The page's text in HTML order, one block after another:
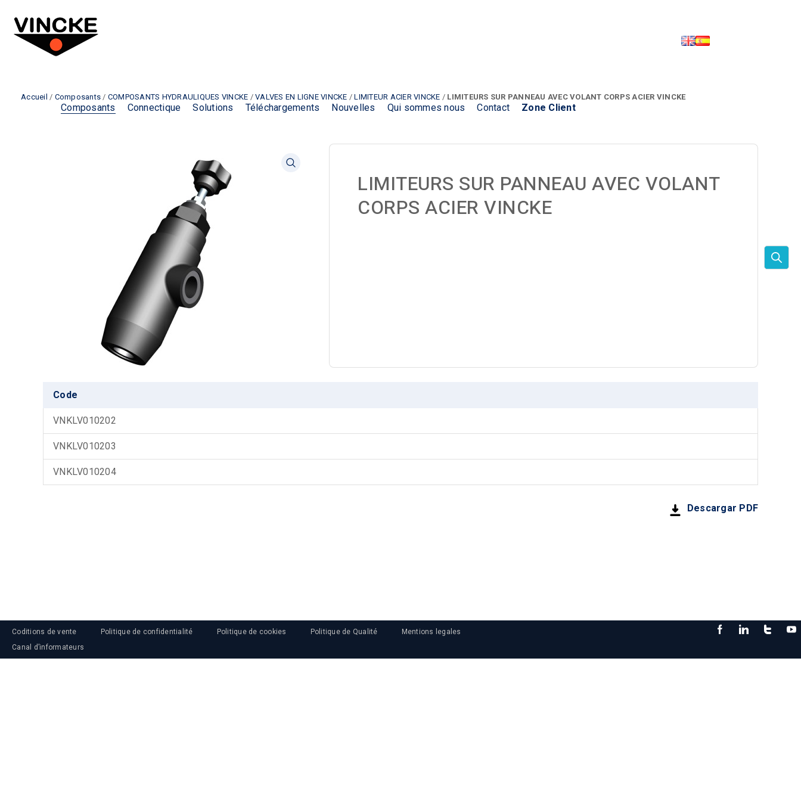
Composants Connectique Solutions Téléchargements Nouvelles Qui sommes nous Contact Zone Client
Accueil / Composants / COMPOSANTS HYDRAULIQUES VINCKE / VALVES EN LIGNE VINCKE /LIMITEUR ACIER VINCKE / LIMITEURS SUR PANNEAU AVEC VOLANT CORPS ACIER VINCKE
LIMITEURS SUR PANNEAU AVEC VOLANT
CORPS ACIER VINCKE
Code
VNKLV010202
VNKLV010203
VNKLV010204
Descargar PDF
Coditions de vente Politique de confidentialité Politique de cookies Politique de Qualité
Mentions legales
Canal d’informateurs